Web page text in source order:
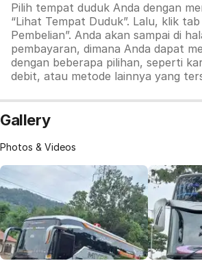
Pilih tempat duduk Anda dengan
“Lihat Tempat Duduk”. Lalu, klik tab
Pembelian”. Anda akan sampai di
pembayaran, dimana Anda dapat
dengan beberapa pilihan, seperti
debit, atau metode lainnya yang
Gallery
Photos & Videos